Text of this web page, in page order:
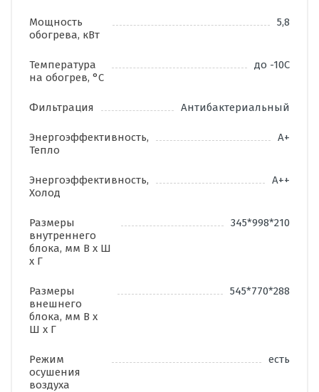
Мощность
обогрева, кВт
5,8
Температура
на обогрев, °C
до -10С
Фильтрация Антибактериальный
Энергоэффективность,
Тепло
А+
Энергоэффективность,
Холод
А++
Размеры
внутреннего
блока, мм В х Ш
х Г
345*998*210
Размеры
внешнего
блока, мм В х
Ш х Г
545*770*288
Режим
осушения
воздуха
есть